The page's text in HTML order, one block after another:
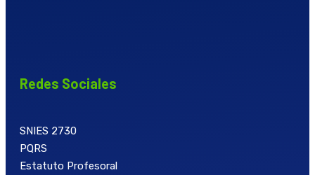
Redes Sociales
SNIES 2730
PQRS
Estatuto Profesoral